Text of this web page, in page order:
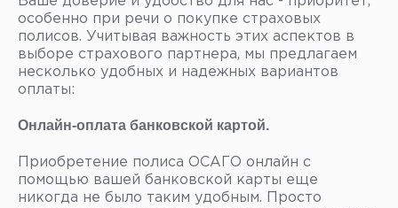
особенно при речи о покупке страховых
полисов. Учитывая важность этих аспектов в
выборе страхового партнера, мы предлагаем
несколько удобных и надежных вариантов
оплаты:
Онлайн-оплата банковской картой.
Приобретение полиса ОСАГО онлайн с
помощью вашей банковской карты еще
никогда не было таким удобным. Просто